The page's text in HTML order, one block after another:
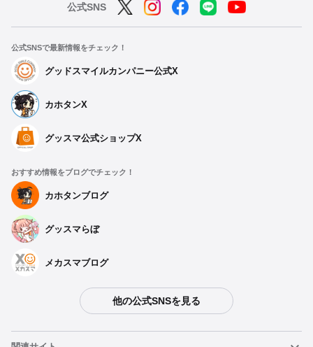
公式SNS
公式SNSで最新情報をチェック！
グッドスマイルカンパニー公式X
カホタンX
グッスマ公式ショップX
おすすめ情報をブログでチェック！
カホタンブログ
グッスマらぼ
メカスマブログ
他の公式SNSを見る